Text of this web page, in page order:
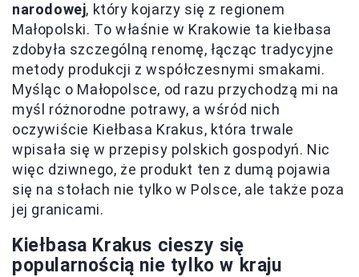
narodowej, który kojarzy się z regionem
Małopolski. To właśnie w Krakowie ta kiełbasa
zdobyła szczególną renomę, łącząc tradycyjne
metody produkcji z współczesnymi smakami.
Myśląc o Małopolsce, od razu przychodzą mi na
myśl różnorodne potrawy, a wśród nich
oczywiście Kiełbasa Krakus, która trwale
wpisała się w przepisy polskich gospodyń. Nic
więc dziwnego, że produkt ten z dumą pojawia
się na stołach nie tylko w Polsce, ale także poza
jej granicami.
Kiełbasa Krakus cieszy się
popularnością nie tylko w kraju